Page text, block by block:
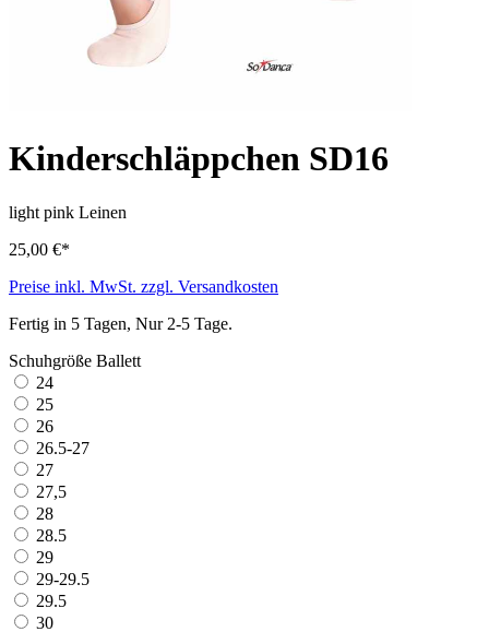
Kinderschläppchen SD16
light pink Leinen
25,00 €*
Preise inkl. MwSt. zzgl. Versandkosten
Fertig in 5 Tagen, Nur 2-5 Tage.
Schuhgröße Ballett
24
25
26
26.5-27
27
27,5
28
28.5
29
29-29.5
29.5
30